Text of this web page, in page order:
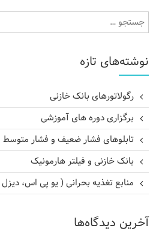
نوشته‌های تازه
رگولاتورهای بانک خازنی
برگزاری دوره های آموزشی
تابلوهای فشار ضعیف و فشار متوسط
بانک خازنی و فیلتر هارمونیک
منابع تغذیه بحرانی ( یو پی اس، دیزل
آخرین دیدگاه‌ها